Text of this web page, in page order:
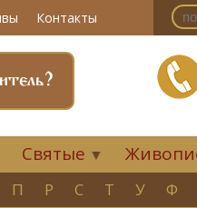
Контакты
Святые ▼
П Р С Т У Ф